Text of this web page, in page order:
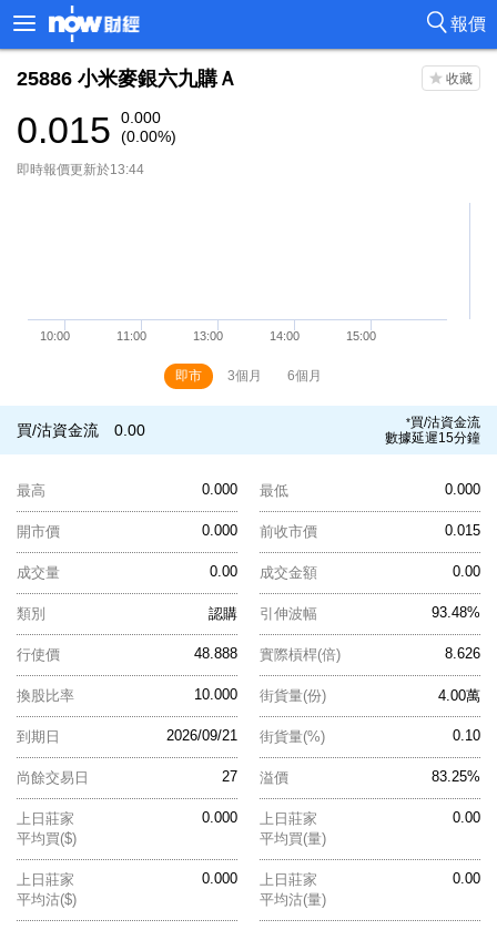
報價
25886 小米麥銀六九購Ａ
0.015
0.000
(0.00%)
即時報價更新於13:44
即市 3個月 6個月
買/沽資金流 0.00 *買/沽資金流
數據延遲15分鐘
0.000
最高 0.000
最低
0.000
開市價 0.015
前收市價
0.00
成交量 0.00
成交金額
認購
類別 93.48%
引伸波幅
48.888
行使價 8.626
實際槓桿(倍)
10.000
換股比率 4.00萬
街貨量(份)
2026/09/21
到期日 0.10
街貨量(%)
27
尚餘交易日 83.25%
溢價
0.000
上日莊家
平均買($)
0.00
上日莊家
平均買(量)
0.000
上日莊家
平均沽($)
0.00
上日莊家
平均沽(量)